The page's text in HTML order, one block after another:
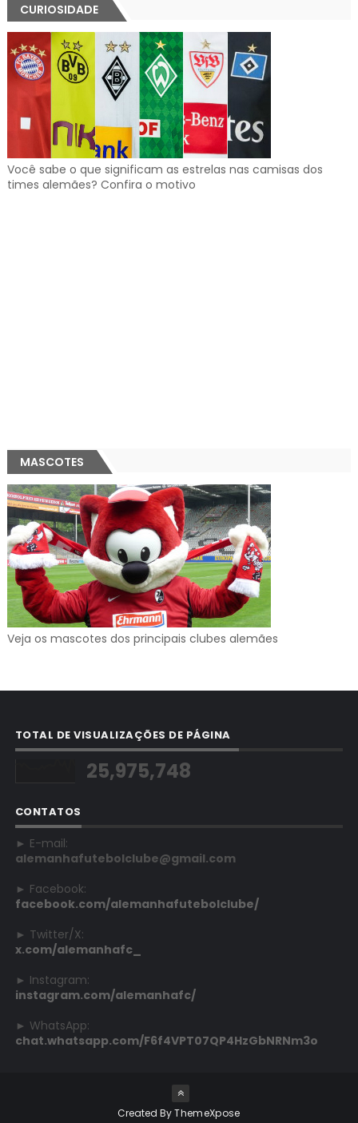
CURIOSIDADE
Você sabe o que significam as estrelas nas camisas dos
times alemães? Confira o motivo
MASCOTES
Veja os mascotes dos principais clubes alemães
TOTAL DE VISUALIZAÇÕES DE PÁGINA
25,975,748
CONTATOS
► E-mail:
alemanhafutebolclube@gmail.com
► Facebook:
facebook.com/alemanhafutebolclube/
► Twitter/X:
x.com/alemanhafc_
► Instagram:
instagram.com/alemanhafc/
► WhatsApp:
chat.whatsapp.com/F6f4VPT07QP4HzGbNRNm3o
Created ByThemeXpose